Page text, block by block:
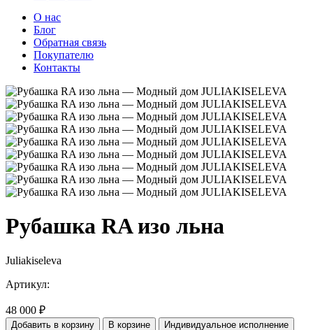
О нас
Блог
Обратная связь
Покупателю
Контакты
Рубашка RA изо льна
Juliakiseleva
Артикул:
48 000 ₽
Добавить в корзину В корзине Индивидуальное исполнение